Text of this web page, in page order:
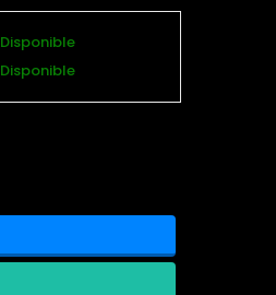
Disponible
Disponible